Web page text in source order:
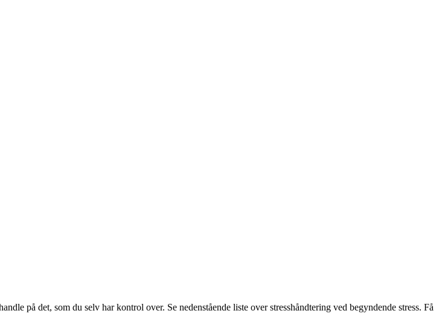
på det, som du selv har kontrol over. Se nedenstående liste over stresshåndtering ved begyndende stress. Få